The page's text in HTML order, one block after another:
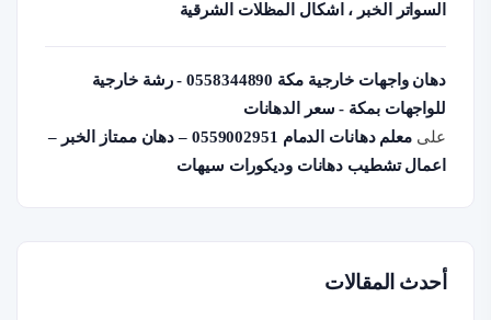
السواتر الخبر ، اشكال المظلات الشرقية
دهان واجهات خارجية مكة 0558344890 - رشة خارجية
للواجهات بمكة - سعر الدهانات
على
معلم دهانات الدمام 0559002951 – دهان ممتاز الخبر –
اعمال تشطيب دهانات وديكورات سيهات
أحدث المقالات